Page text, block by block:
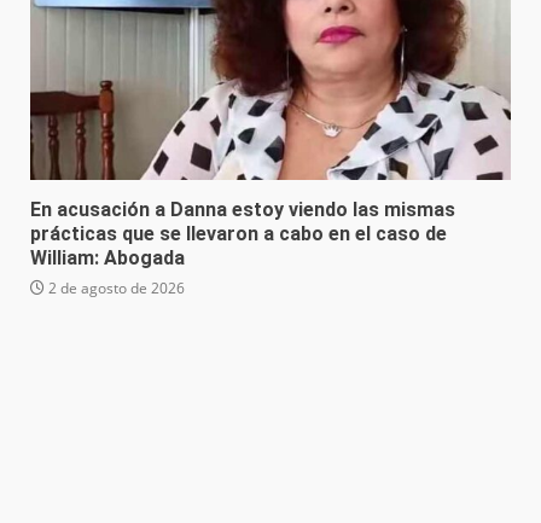
En acusación a Danna estoy viendo las mismas
prácticas que se llevaron a cabo en el caso de
William: Abogada
2 de agosto de 2026